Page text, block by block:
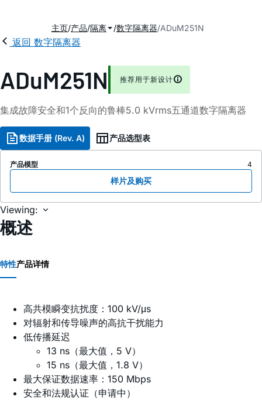
主页 产品 隔离 数字隔离器 ADuM251N
返回 数字隔离器
ADuM251N 推荐用于新设计
集成故障安全和1个反向的鲁棒5.0 kVrms五通道数字隔离器
数据手册 (Rev. A) 产品选型表
产品模型 4
样片及购买
Viewing:
概述
特性产品详情
高共模瞬变抗扰度：100 kV/μs
对辐射和传导噪声的高抗干扰能力
低传播延迟
13 ns（最大值，5 V）
15 ns（最大值，1.8 V）
最大保证数据速率：150 Mbps
安全和法规认证（申请中）